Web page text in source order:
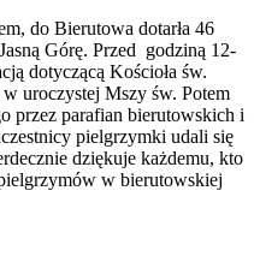
do Bierutowa dotarła 46
Górę. Przed godziną 12-
dotyczącą Kościoła św.
uroczystej Mszy św. Potem
przez parafian bierutowskich i
pielgrzymki udali się
dziękuje każdemu, kto
w bierutowskiej